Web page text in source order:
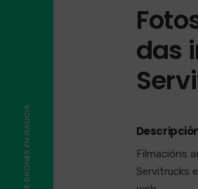
das
Filmacións
Servitrucks